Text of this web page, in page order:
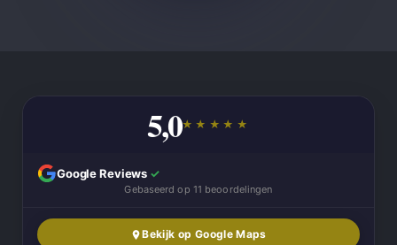
5,0★★★★★
Google Reviews ✓
Gebaseerd op 11 beoordelingen
Bekijk op Google Maps